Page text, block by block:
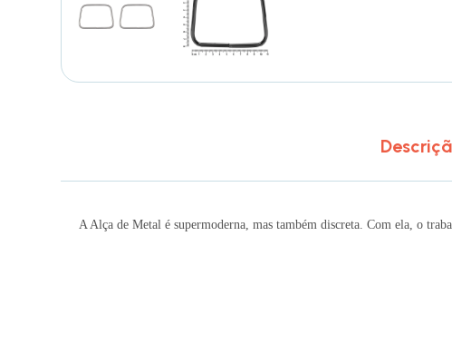
A Alça de Metal é supermoderna, mas também discreta. Com ela, o